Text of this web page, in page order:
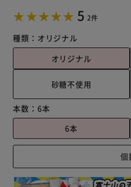
5 2件
種類： オリジナル
オリジナル
砂糖不使用
本数： 6本
6本